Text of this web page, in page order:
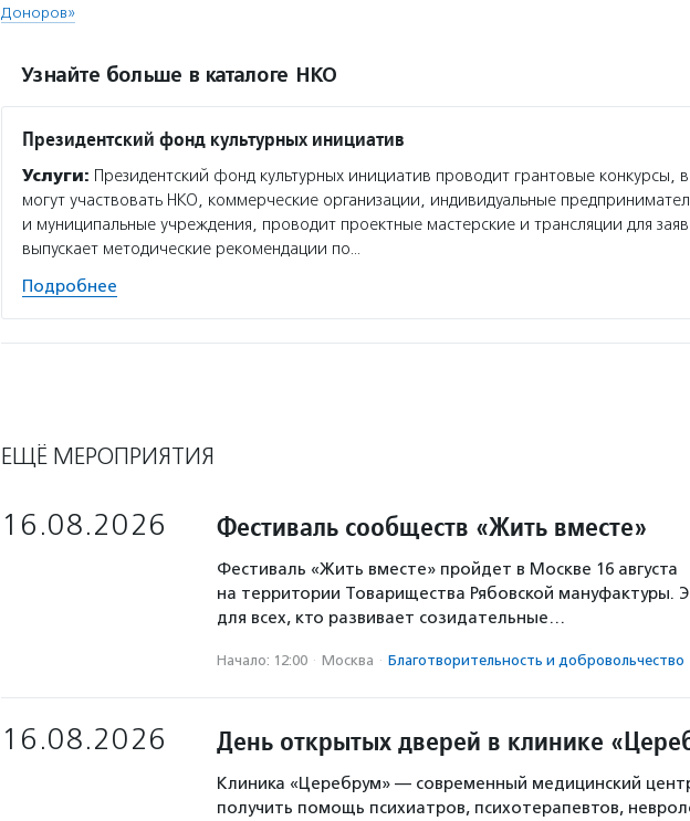
Доноров»
Узнайте больше в каталоге НКО
Президентский фонд культурных инициатив
Услуги: Президентский фонд культурных инициатив проводит грантовые конкурсы,
могут участвовать НКО, коммерческие организации, индивидуальные
и муниципальные учреждения, проводит проектные мастерские и трансляции для
выпускает методические рекомендации по…
Подробнее
ЕЩЁ МЕРОПРИЯТИЯ
16.08.2026 Фестиваль сообществ «Жить вместе»
Фестиваль «Жить вместе» пройдет в Москве 16 августа
на территории Товарищества Рябовской мануфактуры.
для всех, кто развивает созидательные…
Начало: 12:00 · Москва · Благотвори­тель­ность и доброволь­чест­во
16.08.2026 День открытых дверей в клинике
Клиника «Церебрум» — современный медицинский
получить помощь психиатров, психотерапевтов,